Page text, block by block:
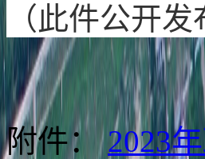
（此件公开发
附件： 2023